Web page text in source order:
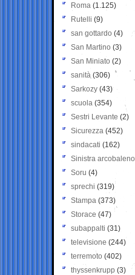
Roma (1.125)
Rutelli (9)
san gottardo (4)
San Martino (3)
San Miniato (2)
sanità (306)
Sarkozy (43)
scuola (354)
Sestri Levante (2)
Sicurezza (452)
sindacati (162)
Sinistra arcobaleno
Soru (4)
sprechi (319)
Stampa (373)
Storace (47)
subappalti (31)
televisione(244)
terremoto (402)
thyssenkrupp (3)